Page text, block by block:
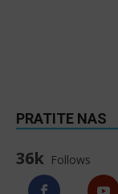
PRATITE NAS
36k Follows